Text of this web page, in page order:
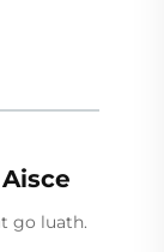
go luath.